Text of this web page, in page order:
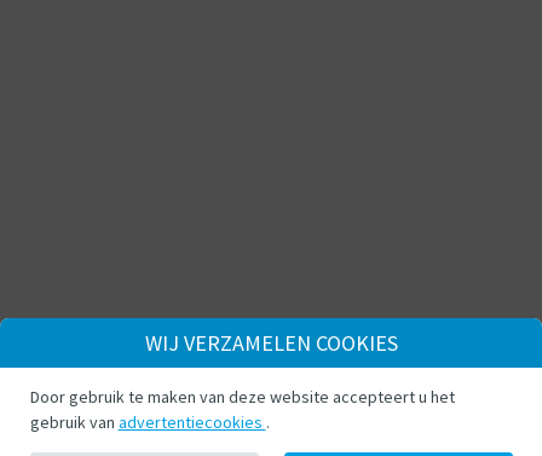
WIJ VERZAMELEN COOKIES
Door gebruik te maken van deze website accepteert u het
gebruik van advertentiecookies .